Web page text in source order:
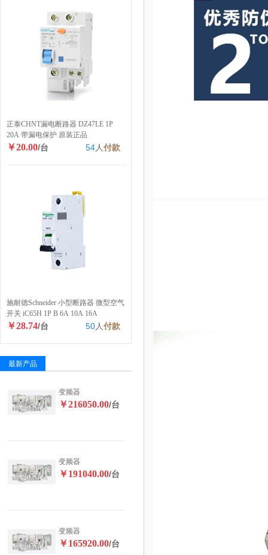
正泰CHNT漏电断路器 DZ47LE 1P
20A 带漏电保护 原装正品
￥20.00/台 54人付款
施耐德Schneider 小型断路器 微型空气
开关 iC65H 1P B 6A 10A 16A
￥28.74/台 50人付款
最新产品
变频器
￥216050.00/台
变频器
￥191040.00/台
变频器
￥165920.00/台